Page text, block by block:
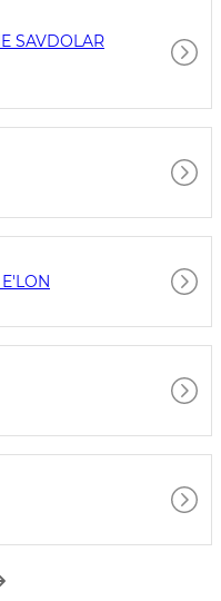
SAVDOLAR